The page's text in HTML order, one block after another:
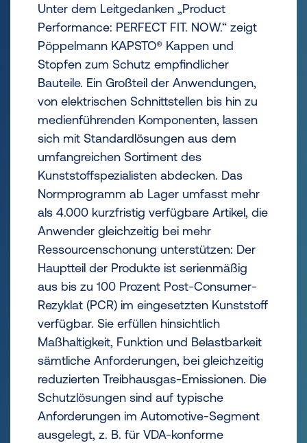
Unter dem Leitgedanken „Product
Performance: PERFECT FIT. NOW.“ zeigt
Pöppelmann KAPSTO® Kappen und
Stopfen zum Schutz empfindlicher
Bauteile. Ein Großteil der Anwendungen,
von elektrischen Schnittstellen bis hin zu
medienführenden Komponenten, lassen
sich mit Standardlösungen aus dem
umfangreichen Sortiment des
Kunststoffspezialisten abdecken. Das
Normprogramm ab Lager umfasst mehr
als 4.000 kurzfristig verfügbare Artikel, die
Anwender gleichzeitig bei mehr
Ressourcenschonung unterstützen: Der
Hauptteil der Produkte ist serienmäßig
aus bis zu 100 Prozent Post-Consumer-
Rezyklat (PCR) im eingesetzten Kunststoff
verfügbar. Sie erfüllen hinsichtlich
Maßhaltigkeit, Funktion und Belastbarkeit
sämtliche Anforderungen, bei gleichzeitig
reduzierten Treibhausgas-Emissionen. Die
Schutzlösungen sind auf typische
Anforderungen im Automotive-Segment
ausgelegt, z. B. für VDA-konforme